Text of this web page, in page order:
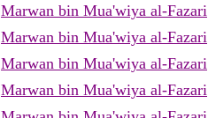
Marwan bin Mua'wiya al-Fazari
Marwan bin Mua'wiya al-Fazari
Marwan bin Mua'wiya al-Fazari
Marwan bin Mua'wiya al-Fazari